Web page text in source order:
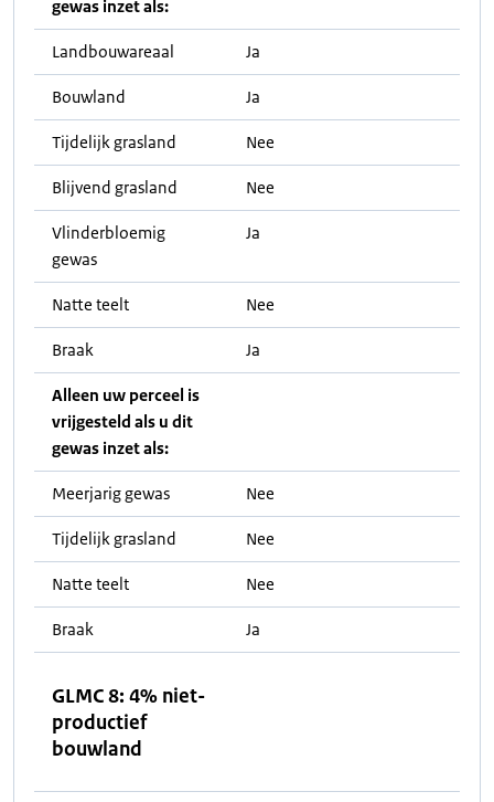
gewas inzet als:
Landbouwareaal Ja
Bouwland Ja
Tijdelijk grasland Nee
Blijvend grasland Nee
Vlinderbloemig
gewas
Ja
Natte teelt Nee
Braak Ja
Alleen uw perceel is
vrijgesteld als u dit
gewas inzet als:
Meerjarig gewas Nee
Tijdelijk grasland Nee
Natte teelt Nee
Braak Ja
GLMC 8: 4% niet-
productief
bouwland